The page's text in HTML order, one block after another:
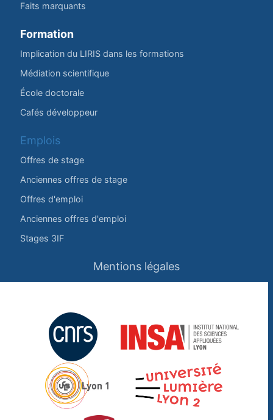
Faits marquants
Formation
Implication du LIRIS dans les formations
Médiation scientifique
École doctorale
Cafés développeur
Emplois
Offres de stage
Anciennes offres de stage
Offres d'emploi
Anciennes offres d'emploi
Stages 3IF
Mentions légales